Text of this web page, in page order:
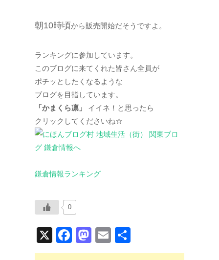
朝10時頃から販売開始だそうですよ。
ランキングに参加しています。
このブログに来てくれた皆さん全員が
ポチッとしたくなるような
ブログを目指しています。
「かまくら凛」
イイネ！と思ったら
クリックしてくださいね☆
鎌倉情報ランキング
0
X
F
a
M
a
E
m 有